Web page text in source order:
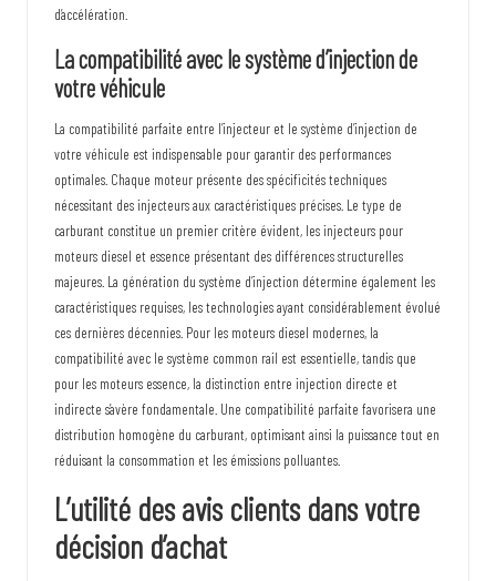
d’accélération.
La compatibilité avec le système d’injection de
votre véhicule
La compatibilité parfaite entre l’injecteur et le système d’injection de
votre véhicule est indispensable pour garantir des performances
optimales. Chaque moteur présente des spécificités techniques
nécessitant des injecteurs aux caractéristiques précises. Le type de
carburant constitue un premier critère évident, les injecteurs pour
moteurs diesel et essence présentant des différences structurelles
majeures. La génération du système d’injection détermine également les
caractéristiques requises, les technologies ayant considérablement évolué
ces dernières décennies. Pour les moteurs diesel modernes, la
compatibilité avec le système common rail est essentielle, tandis que
pour les moteurs essence, la distinction entre injection directe et
indirecte s’avère fondamentale. Une compatibilité parfaite favorisera une
distribution homogène du carburant, optimisant ainsi la puissance tout en
réduisant la consommation et les émissions polluantes.
L’utilité des avis clients dans votre
décision d’achat